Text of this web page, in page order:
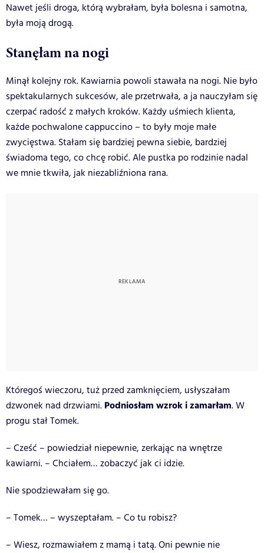
Nawet jeśli droga, którą wybrałam, była bolesna i samotna,
była moją drogą.
Stanęłam na nogi
Minął kolejny rok. Kawiarnia powoli stawała na nogi. Nie było
spektakularnych sukcesów, ale przetrwała, a ja nauczyłam się
czerpać radość z małych kroków. Każdy uśmiech klienta,
każde pochwalone cappuccino – to były moje małe
zwycięstwa. Stałam się bardziej pewna siebie, bardziej
świadoma tego, co chcę robić. Ale pustka po rodzinie nadal
we mnie tkwiła, jak niezabliźniona rana.
Któregoś wieczoru, tuż przed zamknięciem, usłyszałam
dzwonek nad drzwiami. Podniosłam wzrok i zamarłam. W
progu stał Tomek.
– Cześć – powiedział niepewnie, zerkając na wnętrze
kawiarni. – Chciałem… zobaczyć jak ci idzie.
Nie spodziewałam się go.
– Tomek… – wyszeptałam. – Co tu robisz?
– Wiesz, rozmawiałem z mamą i tatą. Oni pewnie nie